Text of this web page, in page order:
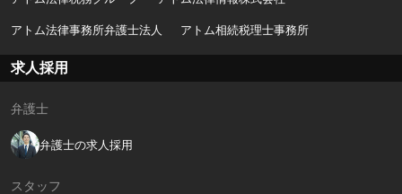
アトム法律事務所弁護士法人 アトム相続税理士事務所
求人採用
弁護士
弁護士の求人採用
スタッフ